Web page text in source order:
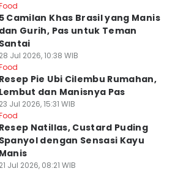
5 Camilan Khas Brasil yang Manis
dan Gurih, Pas untuk Teman
Santai
28 Jul 2026, 10:38 WIB
Resep Pie Ubi Cilembu Rumahan,
Lembut dan Manisnya Pas
23 Jul 2026, 15:31 WIB
Resep Natillas, Custard Puding
Spanyol dengan Sensasi Kayu
Manis
21 Jul 2026, 08:21 WIB